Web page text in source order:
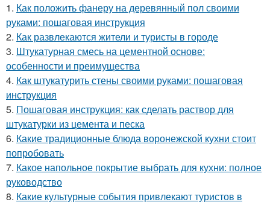
1. Как положить фанеру на деревянный пол своими
руками: пошаговая инструкция
2. Как развлекаются жители и туристы в городе
3. Штукатурная смесь на цементной основе:
особенности и преимущества
4. Как штукатурить стены своими руками: пошаговая
инструкция
5. Пошаговая инструкция: как сделать раствор для
штукатурки из цемента и песка
6. Какие традиционные блюда воронежской кухни стоит
попробовать
7. Какое напольное покрытие выбрать для кухни: полное
руководство
8. Какие культурные события привлекают туристов в